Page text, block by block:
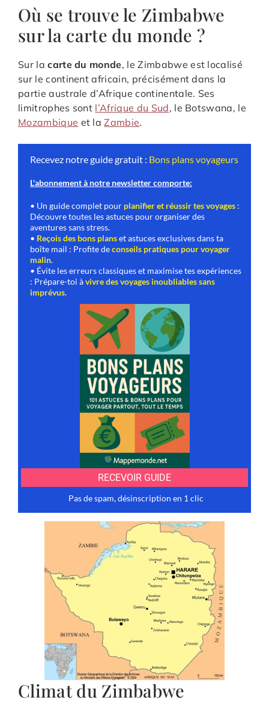
Où se trouve le Zimbabwe
sur la carte du monde ?
Sur lacarte du monde, le Zimbabwe est localisé
sur le continent africain, précisément dans la
partie australe d’Afrique continentale. Ses
limitrophes sont l’Afrique du Sud, le Botswana, le
Mozambique et laZambie.
Climat du Zimbabwe